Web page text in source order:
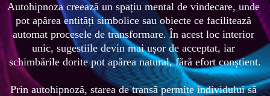
Autohipnoza creează un spațiu mental de vindecare, unde
pot apărea entități simbolice sau obiecte ce facilitează
automat procesele de transformare. În acest loc interior
unic, sugestiile devin mai ușor de acceptat, iar
schimbările dorite pot apărea natural, fără efort conștient.
Prin autohipnoză, starea de transă permite individului să